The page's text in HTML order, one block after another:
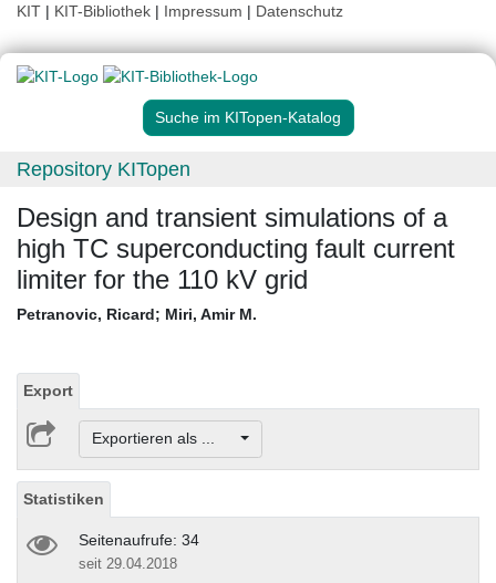
KIT | KIT-Bibliothek | Impressum | Datenschutz
Suche im KITopen-Katalog
Repository KITopen
Design and transient simulations of a
high TC superconducting fault current
limiter for the 110 kV grid
Petranovic, Ricard; Miri, Amir M.
Export
Exportieren als ...
Statistiken
Seitenaufrufe: 34
seit 29.04.2018